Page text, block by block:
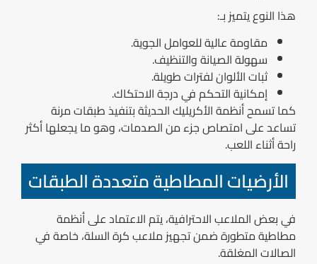
هذا النوع يتميز بـ:
مقاومة عالية للعوامل الجوية.
سهولة الصيانة والتنظيف.
ثبات الألوان لفترات طويلة.
إمكانية التحكم في درجة الاحتكاك.
كما تسمح أنظمة الأكريليك الحديثة بتنفيذ طبقات مرنة
تساعد على امتصاص جزء من الصدمات، وهو ما يجعلها أكثر
راحة أثناء اللعب.
الأرضيات المطاطية متعددة الطبقات
في بعض الملاعب الاحترافية، يتم الاعتماد على أنظمة
مطاطية متطورة ضمن تجهيز ملاعب كرة السلة، خاصة في
الصالات المغلقة.